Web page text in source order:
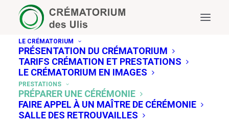
LE CRÉMATORIUM
PRÉSENTATION DU CRÉMATORIUM
TARIFS CRÉMATION ET PRESTATIONS
LE CRÉMATORIUM EN IMAGES
PRESTATIONS
PRÉPARER UNE CÉRÉMONIE
FAIRE APPEL À UN MAÎTRE DE CÉRÉMONIE
SALLE DES RETROUVAILLES